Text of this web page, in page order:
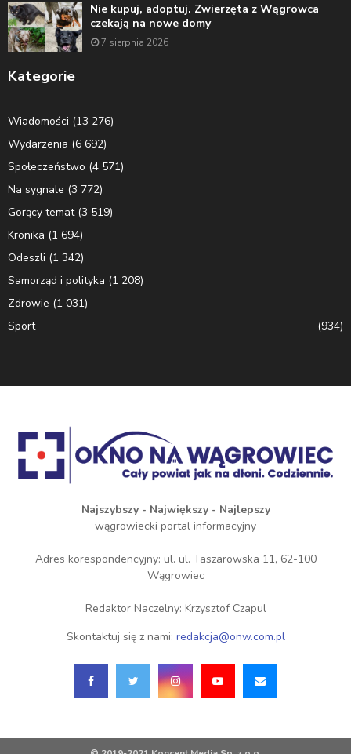
Nie kupuj, adoptuj. Zwierzęta z Wągrowca
czekają na nowe domy
7 sierpnia 2026
Kategorie
Wiadomości (13 276)
Wydarzenia (6 692)
Społeczeństwo (4 571)
Na sygnale (3 772)
Gorący temat(3 519)
Kronika (1 694)
Odeszli (1 342)
Samorząd i polityka (1 208)
Zdrowie (1 031)
Sport
(934)
Najszybszy - Największy - Najlepszy
wągrowiecki portal informacyjny
Adres korespondencyjny: ul. ul. Taszarowska 11, 62-100
Wągrowiec
Redaktor Naczelny: Krzysztof Czapul
Skontaktuj się z nami: redakcja@onw.com.pl